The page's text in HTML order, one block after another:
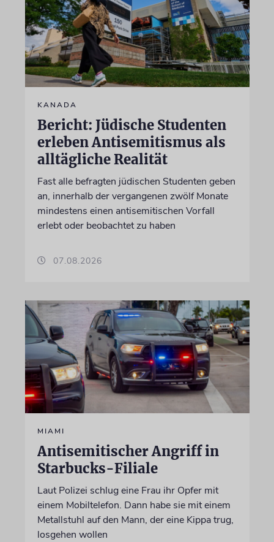
KANADA
Bericht: Jüdische Studenten
erleben Antisemitismus als
alltägliche Realität
Fast alle befragten jüdischen Studenten geben
an, innerhalb der vergangenen zwölf Monate
mindestens einen antisemitischen Vorfall
erlebt oder beobachtet zu haben
07.08.2026
MIAMI
Antisemitischer Angriff in
Starbucks-Filiale
Laut Polizei schlug eine Frau ihr Opfer mit
einem Mobiltelefon. Dann habe sie mit einem
Metallstuhl auf den Mann, der eine Kippa trug,
losgehen wollen